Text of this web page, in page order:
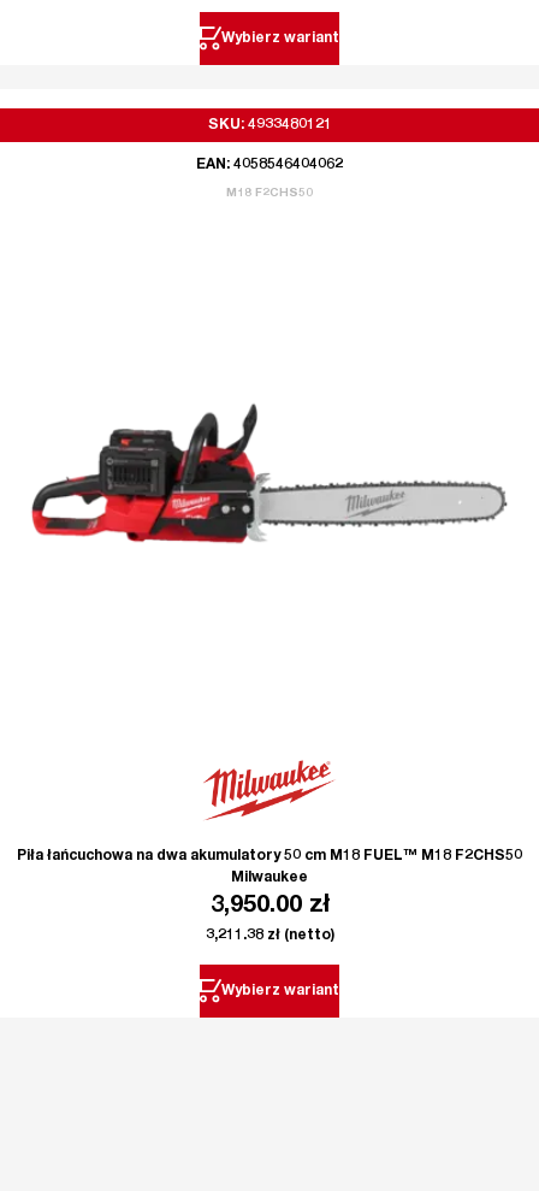
Wybierz wariant
SKU: 4933480121
EAN: 4058546404062
M18 F2CHS50
Piła łańcuchowa na dwa akumulatory 50 cm M18 FUEL™ M18 F2CHS50
Milwaukee
3,950.00 zł
3,211.38 zł(netto)
Wybierz wariant